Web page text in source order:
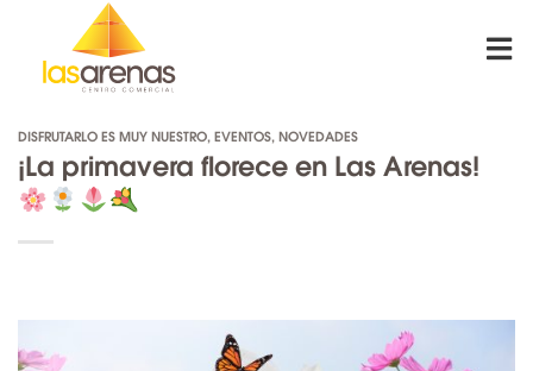
content
DISFRUTARLO ES MUY NUESTRO, EVENTOS, NOVEDADES
¡La primavera florece en Las Arenas!